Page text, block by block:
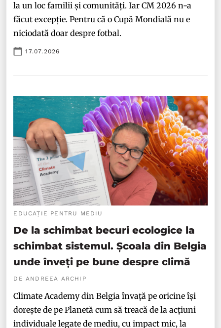
la un loc familii și comunități. Iar CM 2026 n-a
făcut excepție. Pentru că o Cupă Mondială nu e
niciodată doar despre fotbal.
17.07.2026
EDUCAȚIE PENTRU MEDIU
De la schimbat becuri ecologice la
schimbat sistemul. Școala din Belgia
unde înveți pe bune despre climă
DE ANDREEA ARCHIP
Climate Academy din Belgia învață pe oricine își
dorește de pe Planetă cum să treacă de la acțiuni
individuale legate de mediu, cu impact mic, la